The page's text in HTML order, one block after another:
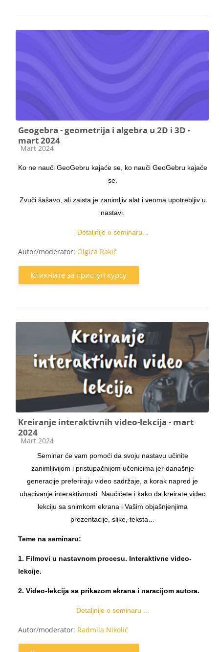
Geogebra - geometrija i algebra u 2D i 3D -
mart 2024
Категорија курса
Mart 2024
Ko ne nauči GeoGebru kajaće se, ko nauči GeoGebru kajaće
se.
Zvuči šašavo, ali zaista je zanimljiv alat i veoma upotrebljiv u
nastavi.
Detaljnije o seminaru...
Autor/moderator: Olgica Rakić
Кликните за приступ курсу
Kreiranje interaktivnih video-lekcija - mart
2024
Категорија курса
Mart 2024
Seminar će vam pomoći da svoju nastavu učinite
zanimljivijom i pristupačnijom učenicima jer današnje
generacije preferiraju video sadržaje, a korak napred je
ubacivanje interaktivnosti. Naučićete i kako da kreirate video
lekciju sa snimkom ekrana i Vašim objašnjenjima
prezentacije, slike, teksta…
Teme na seminaru:
1. Filmovi u nastavnom procesu. Interaktivne video-
lekcije.
2. Video-lekcija sa prikazom ekrana i naracijom autora.
Detaljnije o seminaru ...
Autor/moderator: Radmila Nikolić